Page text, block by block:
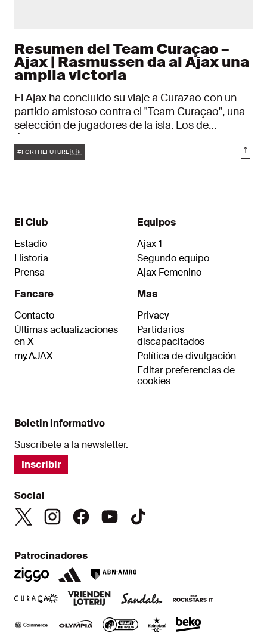
Resumen del Team Curaçao –
Ajax | Rasmussen da al Ajax una
amplia victoria
El Ajax ha concluido su viaje a Curazao con un
partido amistoso contra el "Team Curaçao", una
selección de jugadores de la isla. Los de
equipo local y lograron una victoria por 1-5 en el
estadio Ergilio Hato. Los goles del Ajax fueron
Etiquetas
#FORTHEFUTURE 🇨🇼
El Club
Estadio
Historia
Prensa
Fancare
Contacto
Últimas actualizaciones
en X
my.AJAX
Equipos
Ajax 1
Segundo equipo
Ajax Femenino
Mas
Privacy
Partidarios
discapacitados
Política de divulgación
Editar preferencias de
cookies
Boletin informativo
Suscríbete a la newsletter.
Inscribir
Social
Patrocinadores